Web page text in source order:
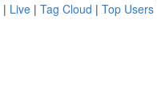
| Live | Tag Cloud | Top Users